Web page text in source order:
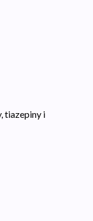
tiazepiny i